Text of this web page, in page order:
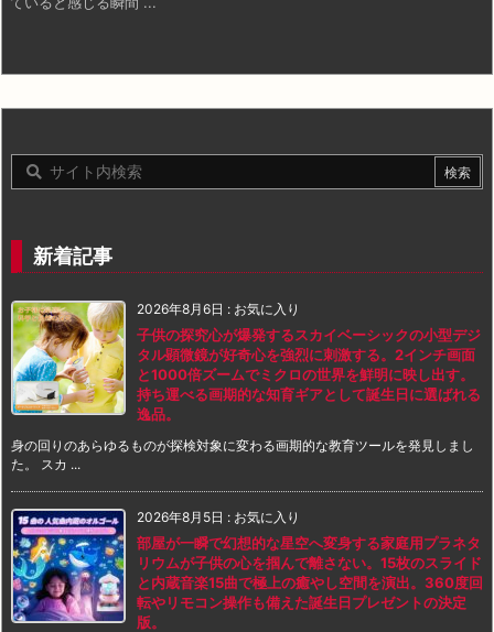
新着記事
2026年8月6日 : お気に入り
子供の探究心が爆発するスカイベーシックの小型デジ
タル顕微鏡が好奇心を強烈に刺激する。2インチ画面
と1000倍ズームでミクロの世界を鮮明に映し出す。
持ち運べる画期的な知育ギアとして誕生日に選ばれる
逸品。
身の回りのあらゆるものが探検対象に変わる画期的な教育ツールを発見しまし
た。 スカ ...
2026年8月5日 : お気に入り
部屋が一瞬で幻想的な星空へ変身する家庭用プラネタ
リウムが子供の心を掴んで離さない。15枚のスライド
と内蔵音楽15曲で極上の癒やし空間を演出。360度回
転やリモコン操作も備えた誕生日プレゼントの決定
版。